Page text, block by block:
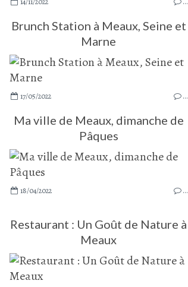
Brunch Station à Meaux, Seine et
Marne
17/05/2022 …
Ma ville de Meaux, dimanche de
Pâques
18/04/2022 …
Restaurant : Un Goût de Nature à
Meaux